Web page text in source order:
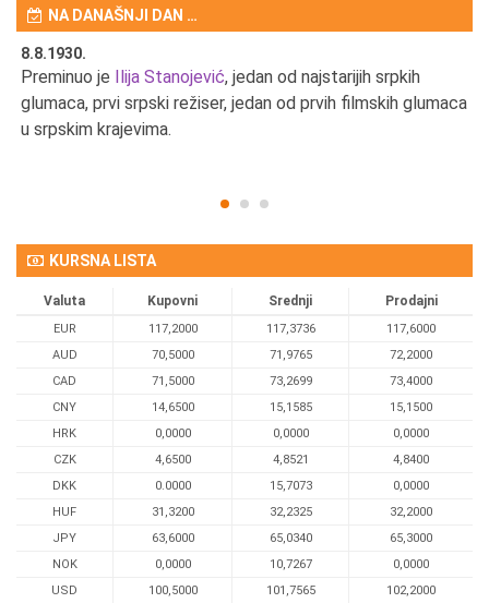
NA DANAŠNJI DAN …
8.8.1930.
Preminuo je Ilija Stanojević, jedan od najstarijih srpkih
glumaca, prvi srpski režiser, jedan od prvih filmskih glumaca
u srpskim krajevima.
KURSNA LISTA
Valuta Kupovni Srednji Prodajni
EUR 117,2000 117,3736
117,6000
AUD
70,5000 71,9765
72,2000
CAD
71,5000 73,2699
73,4000
CNY
14,6500 15,1585
15,1500
HRK
0,0000 0,0000
0,0000
CZK
4,6500 4,8521
4,8400
DKK
0.0000 15,7073
0,0000
HUF
31,3200 32,2325
32,2000
JPY
63,6000 65,0340
65,3000
NOK
0,0000 10,7267
0,0000
USD
100,5000 101,7565 102,2000